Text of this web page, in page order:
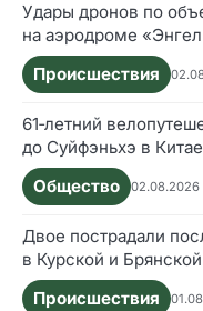
Удары дронов по
на аэродроме
Происшествия
61‑летний
до Суйфэньхэ в Китае
Общество
02.08.2026
Двое пострадали
в Курской и
Происшествия